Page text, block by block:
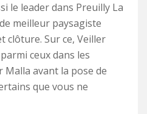
le leader dans Preuilly La
meilleur paysagiste
clôture. Sur ce, Veiller
ceux dans les
Malla avant la pose de
que vous ne